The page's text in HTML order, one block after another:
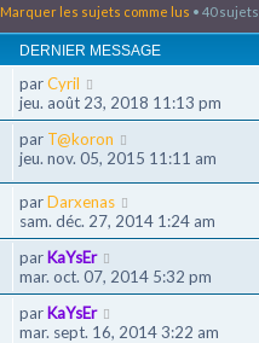
Marquer les sujets comme lus • 40 sujets
DERNIER MESSAGE
parCyril
jeu. août 23, 2018 11:13 pm
par T@koron
jeu. nov. 05, 2015 11:11 am
parDarxenas
sam. déc. 27, 2014 1:24 am
par KaYsEr
mar. oct. 07, 2014 5:32 pm
parKaYsEr
mar. sept. 16, 2014 3:22 am